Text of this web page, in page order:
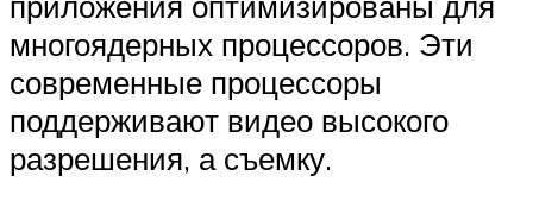
многоядерных процессоров. Эти
современные процессоры
поддерживают видео высокого
разрешения, а съемку.